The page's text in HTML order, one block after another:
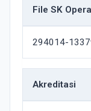
File SK
294014-
Akreditasi